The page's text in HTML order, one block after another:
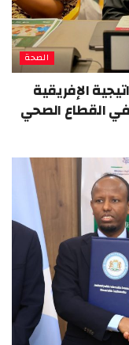
الصحة
الإفريقية
القطاع الصحي